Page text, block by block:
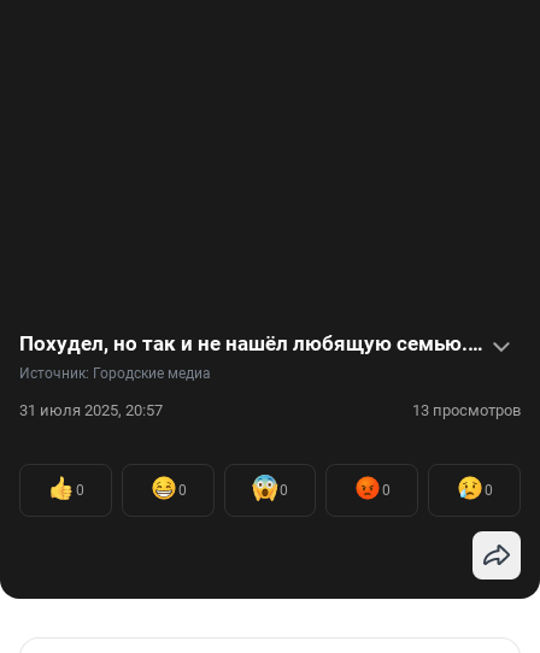
Похудел, но так и не нашёл любящую семью. Умер самый толстый пес России — видеоистория
Источник: Городские медиа
31 июля 2025, 20:57 13 просмотров
0 0 0 0 0